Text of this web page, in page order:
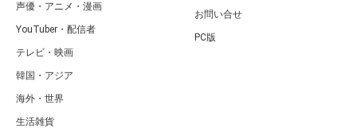
声優・アニメ・漫画
YouTuber・配信者
テレビ・映画
韓国・アジア
海外・世界
生活雑貨
お問い合せ
PC版